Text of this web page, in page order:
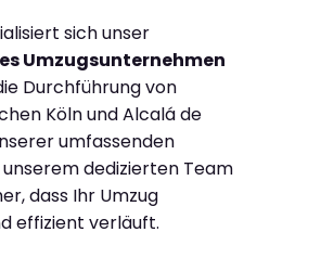
sich unser
Umzugsunternehmen
Durchführung von
Köln und Alcalá de
umfassenden
dedizierten Team
dass Ihr Umzug
effizient verläuft.